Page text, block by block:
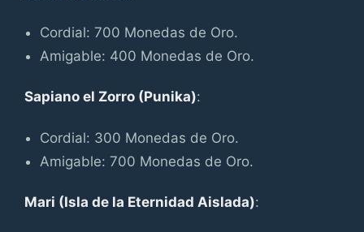
Cordial: 700 Monedas de Oro.
Amigable: 400 Monedas de Oro.
Sapiano el Zorro (Punika):
Cordial: 300 Monedas de Oro.
Amigable: 700 Monedas de Oro.
Mari (Isla de la Eternidad Aislada):